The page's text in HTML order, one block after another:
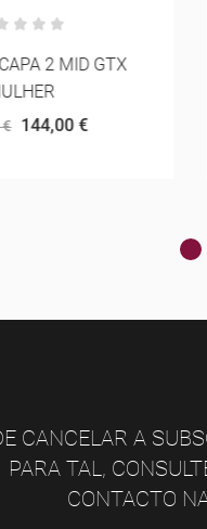
ULTRA GLIDE 4
150,00 €
CANCELAR A
PARA TAL,
CONTACTO